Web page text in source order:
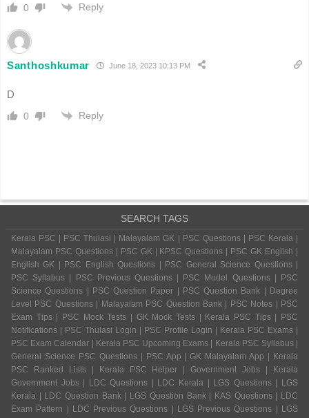
0 Reply
Santhoshkumar June 18, 2023 10:13 PM
D
0 Reply
SEARCH TAGS
Kerala PSC | PSC Thulasi | Malayalam GK | PSC Questions | PSC Kerala |
Malayalam PSC Questions | PSC GK | KPSC Questions | PSC GK English |
English GK | PSC English Questions | PSC General Science Questions |
PSC Syllabus | PSC Previous Questions | PSC Model Questions | PSC
Science Questions | PSC Question Paper | PSC Question Bank | Degree
Level PSC Questions | Malayalam PSC Question Bank | PSC Notes | PSC
Exam Tips | PSC Mock Tests | GK Mock Tests | Kerala PSC Tips | PSC
Notifications | PSC Thulasi Login | PSC Profile Login | Kerala PSC Exams |
PSC Exam Calendar | Kerala PSC Upcoming Exams | Kerala PSC Syllabus |
General Science PSC Questions | PSC App | GK Malayalam App | Kerala
PSC Ranked Lists | Kerala PSC Helper | Government Jobs | Kerala
Government Jobs | LDC Questions | LDC Kerala | LGS Questions | LGS
Kerala | LDC Question Bank | LGS Question Bank | KAS Questions | LDC
Exam Pattern | LDC Previous Questions | LGS Previous Questions | LGS